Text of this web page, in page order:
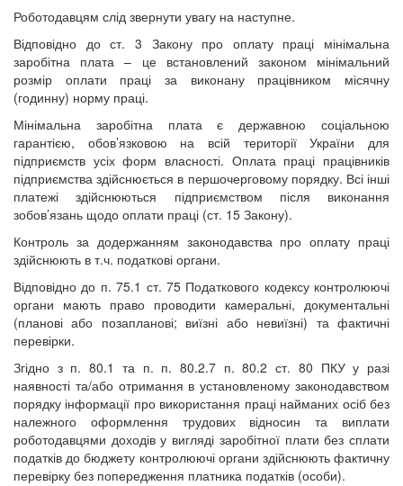
Роботодавцям слід звернути увагу на наступне.
Відповідно до ст. 3 Закону про оплату праці мінімальна
заробітна плата – це встановлений законом мінімальний
розмір оплати праці за виконану працівником місячну
(годинну) норму праці.
Мінімальна заробітна плата є державною соціальною
гарантією, обов’язковою на всій території України для
підприємств усіх форм власності. Оплата праці працівників
підприємства здійснюється в першочерговому порядку. Всі інші
платежі здійснюються підприємством після виконання
зобов’язань щодо оплати праці (ст. 15 Закону).
Контроль за додержанням законодавства про оплату праці
здійснюють в т.ч. податкові органи.
Відповідно до п. 75.1 ст. 75 Податкового кодексу контролюючі
органи мають право проводити камеральні, документальні
(планові або позапланові; виїзні або невиїзні) та фактичні
перевірки.
Згідно з п. 80.1 та п. п. 80.2.7 п. 80.2 ст. 80 ПКУ у разі
наявності та/або отримання в установленому законодавством
порядку інформації про використання праці найманих осіб без
належного оформлення трудових відносин та виплати
роботодавцями доходів у вигляді заробітної плати без сплати
податків до бюджету контролюючі органи здійснюють фактичну
перевірку без попередження платника податків (особи).